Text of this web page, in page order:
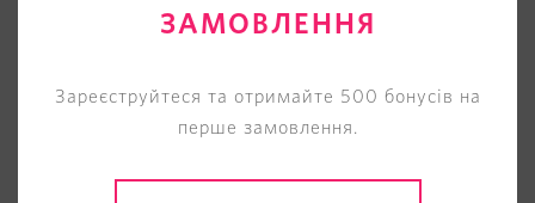
ЗАМОВЛЕННЯ
Зареєструйтеся та отримайте 500 бонусів на
перше замовлення.